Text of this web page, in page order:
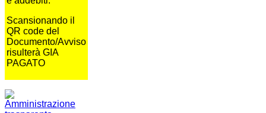
Scansionando il
QR code del
Documento/Avviso
risulterà GIA
PAGATO